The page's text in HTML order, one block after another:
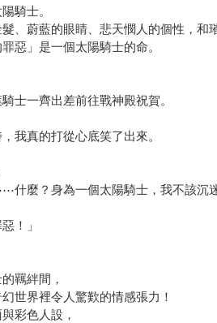
騎士。
、蔚藍的眼睛、悲天憫人的個性，和
惡」是一個太陽騎士的命。
士一齊出差前往戰神殿祝賀。
我真的打從心底笑了出來。
麼？身為一個太陽騎士，我不該沉
！」
羈絆間，
世界裡令人驚歎的情感張力！
彩色人設，